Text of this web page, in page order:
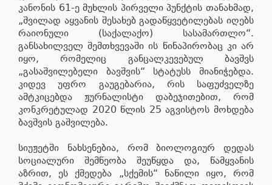
კანონის 61-ე მუხლის პირველი პუნქტის თანახმად,
„შვილად აყვანის შესახებ გადაწყვეტილებას იღებს
რაიონული (საქალაქო) სასამართლო“.
განსახილველ შემთხვევაში ის წინაპირობაც კი არ
იყო, რომელიც განცალკევებულ ბავშვს
„გასაშვილებელი ბავშვის“ სტატუსს მიანიჭებდა.
კიდევ უფრო გაუგებარია, რის საფუძველზე
ამტკიცებდა ჟურნალისტი დაბეჯითებით, რომ
კონკრეტულად 2020 წლის 25 აგვისტოს მოხდება
ბავშვის გაშვილება.
სიუჟეტში ნახსენებია, რომ ბიოლოგიურ დედას
სოციალური შემწეობა შეუწყდა და, წამყვანის
აზრით, ეს ქმედება „სქემის“ ნაწილი იყო, რომ